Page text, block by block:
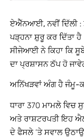
ਏਐੱਨਆਈ, ਨਵੀਂ ਦਿੱਲੀ :
ਪੜ੍ਹਨਾ ਸ਼ੁਰੂ ਕਰ ਦਿੱਤਾ
ਸੀਜੇਆਈ ਨੇ ਕਿਹਾ ਕਿ
ਦਾ ਪ੍ਰਸ਼ਾਸਨ ਠੱਪ ਹੋ
ਅਨਿੱਖੜਵਾਂ ਅੰਗ ਹੈ ਜੰਮੂ-
ਧਾਰਾ 370 ਮਾਮਲੇ
ਅਤੇ ਰਾਸ਼ਟਰਪਤੀ ਇਹ
ਦੇ ਫੈਸਲੇ ‘ਤੇ ਸਵਾਲ